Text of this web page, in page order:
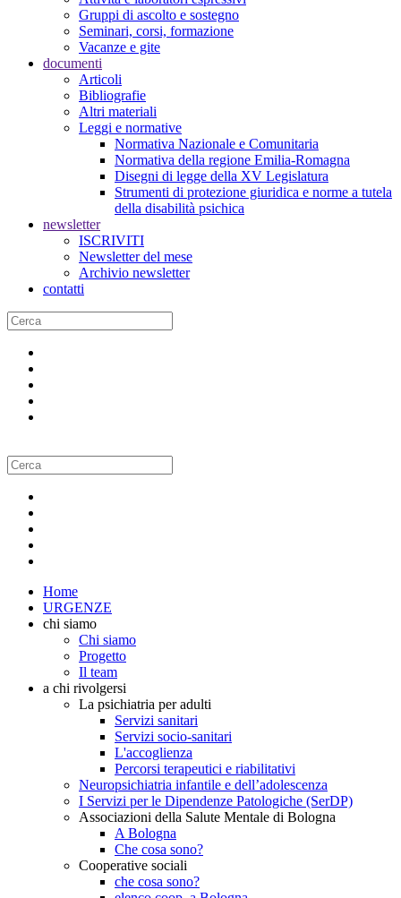
Gruppi di ascolto e sostegno
Seminari, corsi, formazione
Vacanze e gite
documenti
Articoli
Bibliografie
Altri materiali
Leggi e normative
Normativa Nazionale e Comunitaria
Normativa della regione Emilia-Romagna
Disegni di legge della XV Legislatura
Strumenti di protezione giuridica e norme a tutela
della disabilità psichica
newsletter
ISCRIVITI
Newsletter del mese
Archivio newsletter
contatti
Home
URGENZE
chi siamo
Chi siamo
Progetto
Il team
a chi rivolgersi
La psichiatria per adulti
Servizi sanitari
Servizi socio-sanitari
L'accoglienza
Percorsi terapeutici e riabilitativi
Neuropsichiatria infantile e dell’adolescenza
I Servizi per le Dipendenze Patologiche (SerDP)
Associazioni della Salute Mentale di Bologna
A Bologna
Che cosa sono?
Cooperative sociali
che cosa sono?